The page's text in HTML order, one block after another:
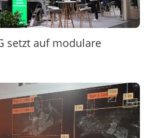
setzt auf modulare